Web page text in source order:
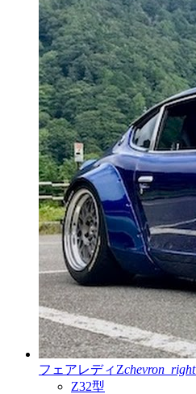
フェアレディZchevron_right
Z32型